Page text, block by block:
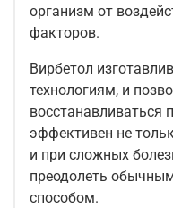
организм от
факторов.
Вирбетол
технологиям, и
восстанавливаться
эффективен не
и при сложных
преодолеть
способом.